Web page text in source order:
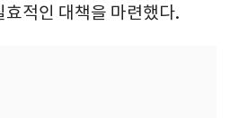
적인 대책을 마련했다.